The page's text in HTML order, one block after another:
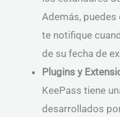
Además,
te notifique
de su fecha de
Plugins y
KeePass tiene
desarrollados